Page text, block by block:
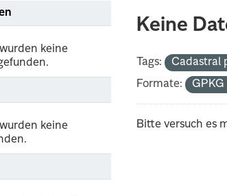
keine
keine
Keine
Tags: Cadastral
Formate:
GPKG
Bitte versuch es